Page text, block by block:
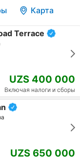
Карта
Terrace
UZS 400 000
Включая налоги и сборы
UZS 650 000